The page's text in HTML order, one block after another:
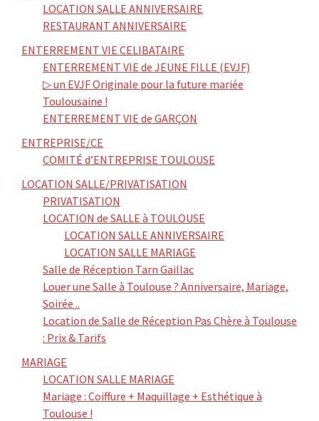
LOCATION SALLE ANNIVERSAIRE
RESTAURANT ANNIVERSAIRE
ENTERREMENT VIE CELIBATAIRE
ENTERREMENT VIE de JEUNE FILLE (EVJF)
▷ un EVJF Originale pour la future mariée
Toulousaine !
ENTERREMENT VIE de GARÇON
ENTREPRISE/CE
COMITÉ d’ENTREPRISE TOULOUSE
LOCATION SALLE/PRIVATISATION
PRIVATISATION
LOCATION de SALLE à TOULOUSE
LOCATION SALLE ANNIVERSAIRE
LOCATION SALLE MARIAGE
Salle de Réception Tarn Gaillac
Louer une Salle à Toulouse ? Anniversaire, Mariage,
Soirée ..
Location de Salle de Réception Pas Chère à Toulouse
: Prix & Tarifs
MARIAGE
LOCATION SALLE MARIAGE
Mariage : Coiffure + Maquillage + Esthétique à
Toulouse !